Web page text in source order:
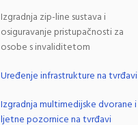
Izgradnja zip-line sustava i
osiguravanje pristupačnosti za
osobe s invaliditetom
Uređenje infrastrukture na tvrđavi
Izgradnja multimedijske dvorane i
ljetne pozornice na tvrđavi